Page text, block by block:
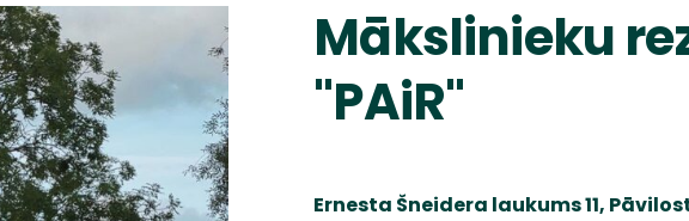
Mākslinieku
"PAiR"
Ernesta Šneidera laukums 11,